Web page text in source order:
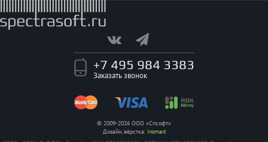
+7 495 984 3383
Заказать звонок
© 2009-2026 ООО «Спсофт»
Дизайн, вёрстка: Insmart